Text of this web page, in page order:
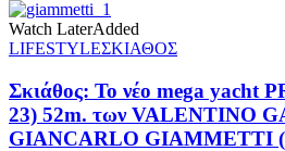
Watch LaterAdded
LIFESTYLEΣΚΙΑΘΟΣ
Σκιάθος: Το νέο mega yacht
23) 52m. των VALENTINO
GIANCARLO GIAMMETTI